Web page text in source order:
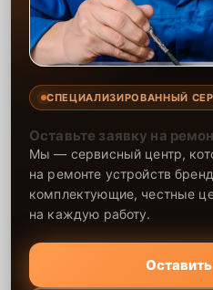
СПЕЦИАЛИЗИРОВАННЫЙ
Оставьте заявку на
Мы — сервисный центр,
на ремонте устройств
комплектующие, честные
на каждую работу.